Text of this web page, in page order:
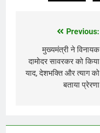
navigation
Previous:
मुख्यमंत्री ने विनायक
दामोदर सावरकर को किया
याद, देशभक्ति और त्याग को
बताया प्रेरणा